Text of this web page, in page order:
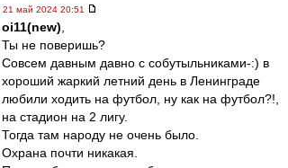
21 май 2024 20:51
oi11(new)
Ты не поверишь?
Совсем давным давно с собутыльниками-:) в
хороший жаркий летний день в Ленинграде
любили ходить на футбол, ну как на футбол?!,
на стадион на 2 лигу.
Тогда там народу не очень было.
Охрана почти никакая.